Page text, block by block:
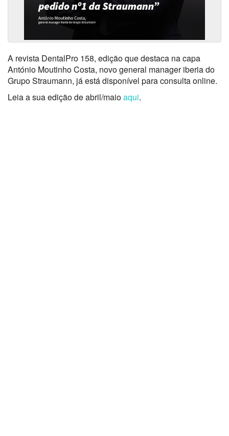
A revista DentalPro 158, edição que destaca na capa
António Moutinho Costa, novo general manager iberia do
Grupo Straumann, já está disponível para consulta online.
Leia a sua edição de abril/maioaqui.